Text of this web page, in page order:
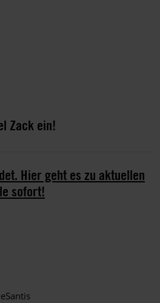
Zack ein!
Hier geht es zu aktuellen
sofort!